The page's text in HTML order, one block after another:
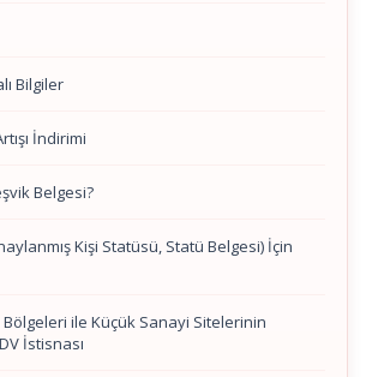
Bilgiler
İndirimi
Belgesi?
Kişi Statüsü, Statü Belgesi) İçin
ile Küçük Sanayi Sitelerinin
İstisnası